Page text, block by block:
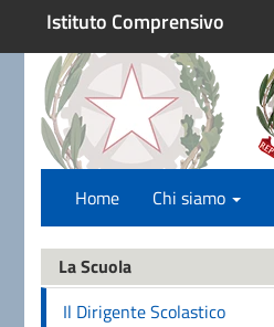
Istituto Comprensivo
Home Chi siamo
La Scuola
Il Dirigente Scolastico